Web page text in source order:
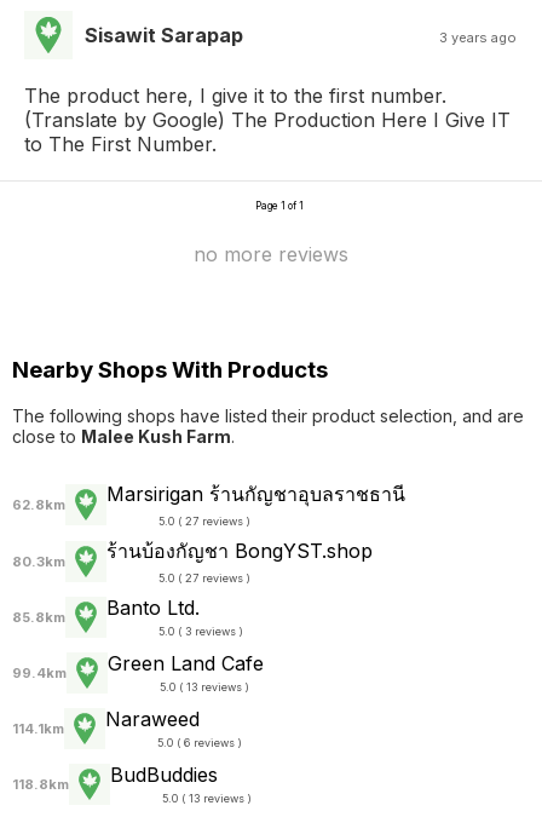
Sisawit Sarapap 3 years ago
The product here, I give it to the first number.
(Translate by Google) The Production Here I Give IT
to The First Number.
Page 1 of 1
no more reviews
Nearby Shops With Products
The following shops have listed their product selection, and are
close to Malee Kush Farm.
62.8km Marsirigan ร้านกัญชาอุบลราชธานี
5.0 ( 27 reviews )
80.3km ร้านบ้องกัญชา BongYST.shop
5.0 ( 27 reviews )
85.8km Banto Ltd.
5.0 ( 3 reviews )
99.4km Green Land Cafe
5.0 ( 13 reviews )
114.1km Naraweed
5.0 ( 6 reviews )
118.8km BudBuddies
5.0 ( 13 reviews )